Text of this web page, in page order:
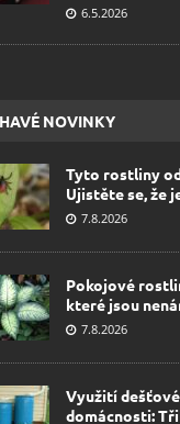
6.5.2026
NOVINKY
Tyto rostliny
Ujistěte se, že
7.8.2026
Pokojové
které jsou
7.8.2026
Využití
domácnosti: